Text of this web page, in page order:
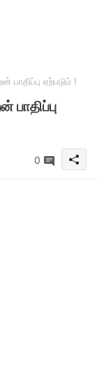
பாதிப்பு ஏற்படும் !
பாதிப்பு
0